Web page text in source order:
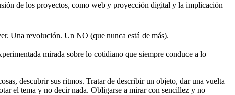
de los proyectos, como web y proyección digital y la implicación
Una revolución. Un NO (que nunca está de más).
mirada sobre lo cotidiano que siempre conduce a lo
descubrir sus ritmos. Tratar de describir un objeto, dar una vuelta
el tema y no decir nada. Obligarse a mirar con sencillez y no